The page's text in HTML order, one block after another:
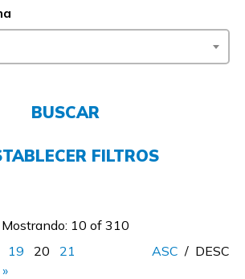
BUSCAR
FILTROS
Mostrando: 10 of 310
19 20
21
ASC / DESC